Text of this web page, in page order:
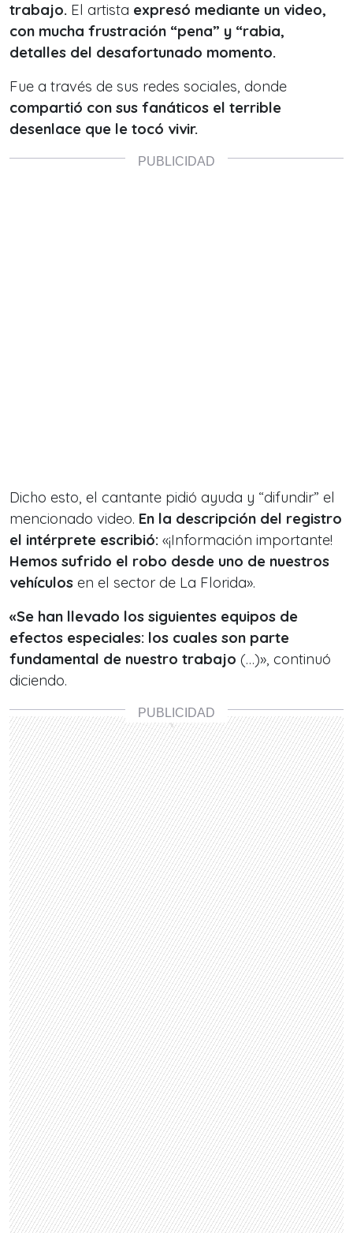
trabajo. El artista expresó mediante un video,
con mucha frustración “pena” y “rabia,
detalles del desafortunado momento.
Fue a través de sus redes sociales, donde
compartió con sus fanáticos el terrible
desenlace que le tocó vivir.
Dicho esto, el cantante pidió ayuda y “difundir” el
mencionado video. En la descripción del registro
el intérprete escribió: «¡Información importante!
Hemos sufrido el robo desde uno de nuestros
vehículos en el sector de La Florida».
«Se han llevado los siguientes equipos de
efectos especiales: los cuales son parte
fundamental de nuestro trabajo (…)», continuó
diciendo.